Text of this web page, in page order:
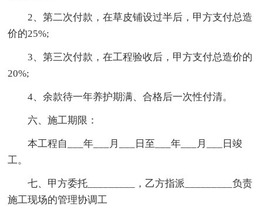
2、第二次付款，在草皮铺设过半后，甲方支付总造
价的25%;
3、第三次付款，在工程验收后，甲方支付总造价的
20%;
4、余款待一年养护期满、合格后一次性付清。
六、施工期限：
本工程自___年___月___日至___年___月___日竣
工。
七、甲方委托_________，乙方指派_________负责
施工现场的管理协调工